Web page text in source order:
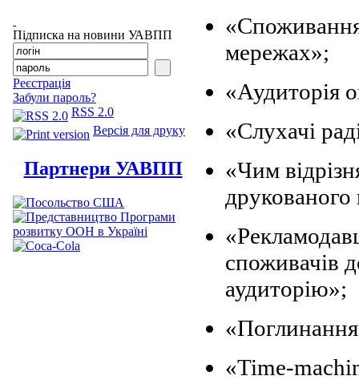
Підписка на новини УАВПП
Реєстрація
Забули пароль?
RSS 2.0
Версія для друку
Партнери УАВПП
мережах»;
«Аудиторія
«Слухачі
«Чим
споживачів
аудиторію»;
«Time-